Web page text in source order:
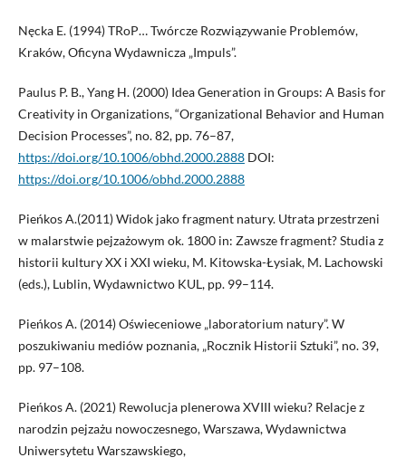
Nęcka E. (1994) TRoP… Twórcze Rozwiązywanie Problemów,
Kraków, Oficyna Wydawnicza „Impuls”.
Paulus P. B., Yang H. (2000) Idea Generation in Groups: A Basis for
Creativity in Organizations, “Organizational Behavior and Human
Decision Processes”, no. 82, pp. 76–87,
https://doi.org/10.1006/obhd.2000.2888DOI:
https://doi.org/10.1006/obhd.2000.2888
Pieńkos A.(2011) Widok jako fragment natury. Utrata przestrzeni
w malarstwie pejzażowym ok. 1800 in: Zawsze fragment? Studia z
historii kultury XX i XXI wieku, M. Kitowska-Łysiak, M. Lachowski
(eds.), Lublin, Wydawnictwo KUL, pp. 99–114.
Pieńkos A. (2014) Oświeceniowe „laboratorium natury”. W
poszukiwaniu mediów poznania, „Rocznik Historii Sztuki”, no. 39,
pp. 97–108.
Pieńkos A. (2021) Rewolucja plenerowa XVIII wieku? Relacje z
narodzin pejzażu nowoczesnego, Warszawa, Wydawnictwa
Uniwersytetu Warszawskiego,